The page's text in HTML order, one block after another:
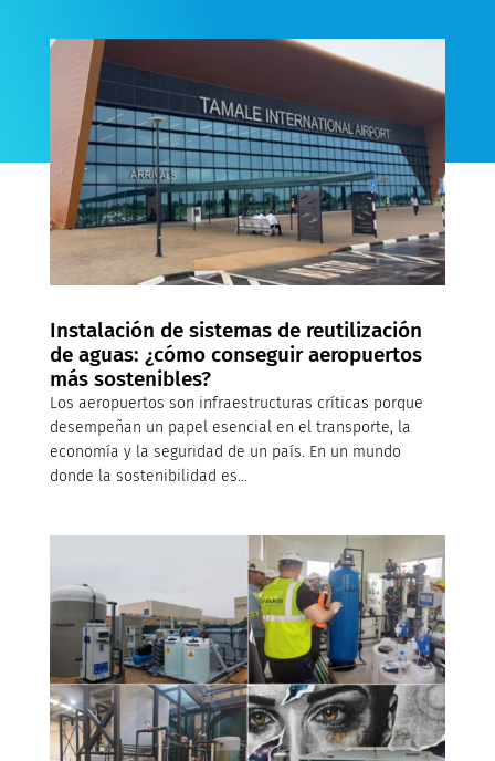
Instalación de sistemas de reutilización
de aguas: ¿cómo conseguir aeropuertos
más sostenibles?
Los aeropuertos son infraestructuras críticas porque
desempeñan un papel esencial en el transporte, la
economía y la seguridad de un país. En un mundo
donde la sostenibilidad es...